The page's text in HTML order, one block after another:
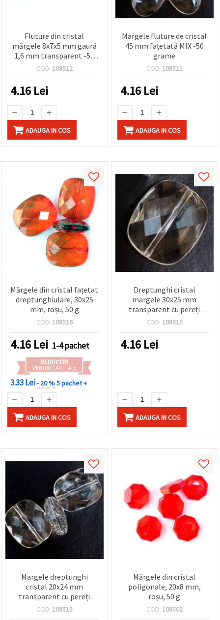
Fluture din cristal
mărgele 8x7x5 mm gaură
1,6 mm transparent -50
grame
COD: 108512
4.16 Lei
ADAUGA IN COS
Margele fluture de cristal
45 mm fațetată MIX -50
grame
COD: 108511
4.16 Lei
ADAUGA IN COS
Mărgele din cristal fațetat
dreptunghiulare, 30x25
mm, roșu, 50 g
COD: 108516
4.16 Lei 1-4 pachet
REDUCERI
PENTRU CANTITATE
3.33 Lei- 20 %5 pachet +
ADAUGA IN COS
Dreptunghi cristal
margele 30x25 mm
transparent cu pereți
multipli -50 grame
COD: 108515
4.16 Lei
ADAUGA IN COS
Margele dreptunghi
cristal 20x24 mm
transparent cu pereți
multipli -50 grame
COD: 108513
Mărgele din cristal
poligonale, 20x8 mm,
roșu, 50 g
COD: 108502